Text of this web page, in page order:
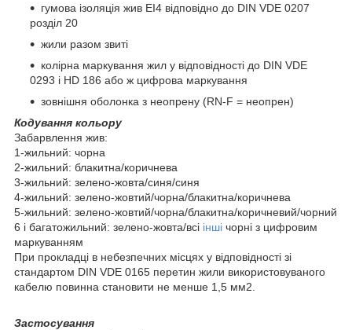
гумова ізоляція жив EI4 відповідно до DIN VDE 0207
розділ 20
жили разом звиті
колірна маркування жил у відповідності до DIN VDE
0293 і HD 186 або ж цифрова маркування
зовнішня оболонка з неопрену (RN-F = неопрен)
Кодування кольору
Забарвлення жив:
1-жильний: чорна
2-жильний: блакитна/коричнева
3-жильний: зелено-жовта/синя/синя
4-жильний: зелено-жовтий/чорна/блакитна/коричнева
5-жильний: зелено-жовтий/чорна/блакитна/коричневий/чорний
6 і багатожильний: зелено-жовта/всі інші чорні з цифровим
маркуванням
При прокладці в небезпечних місцях у відповідності зі
стандартом DIN VDE 0165 перетин жили використовуваного
кабелю повинна становити не менше 1,5 мм2.
Застосування